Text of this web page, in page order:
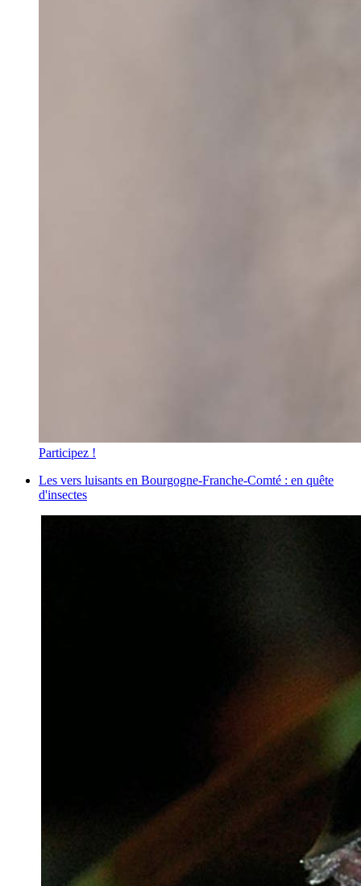
Participez !
Les vers luisants en Bourgogne-Franche-Comté : en quête
d'insectes